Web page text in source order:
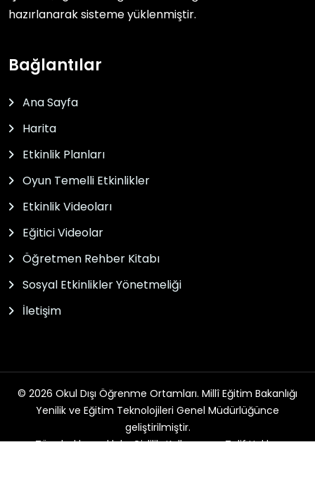
hazırlanarak sisteme yüklenmiştir.
Bağlantılar
Ana Sayfa
Harita
Etkinlik Planları
Oyun Temelli Etkinlikler
Etkinlik Videoları
Eğitici Videolar
Öğretmen Rehber Kitabı
Sosyal Etkinlikler Yönetmeliği
İletişim
© 2026 Okul Dışı Öğrenme Ortamları. Millî Eğitim Bakanlığı
Yenilik ve Eğitim Teknolojileri Genel Müdürlüğünce
geliştirilmiştir.
Tüm hakları saklıdır. Gizlilik, Kullanım ve Telif Hakları